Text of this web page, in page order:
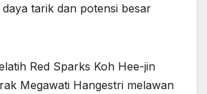
tarik dan potensi besar
Red Sparks Koh Hee-jin
Megawati Hangestri melawan